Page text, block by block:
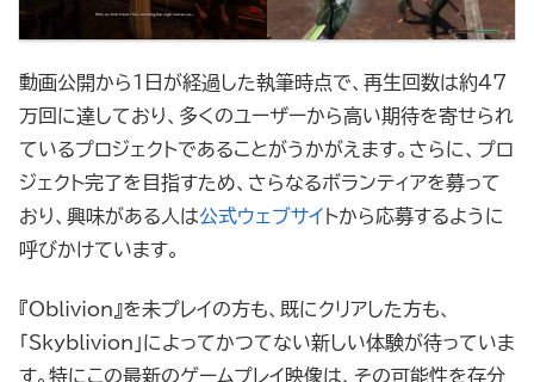
動画公開から1日が経過した執筆時点で、再生回数は約47
万回に達しており、多くのユーザーから高い期待を寄せられ
ているプロジェクトであることがうかがえます。さらに、プロ
ジェクト完了を目指すため、さらなるボランティアを募って
おり、興味がある人は公式ウェブサイ トから応募するように
呼びかけています。
『Oblivion』を未プレイの方も、既にクリアした方も、
「Skyblivion」によってかつてない新しい体験が待っていま
す。特にこの最新のゲームプレイ映像は、その可能性を存分